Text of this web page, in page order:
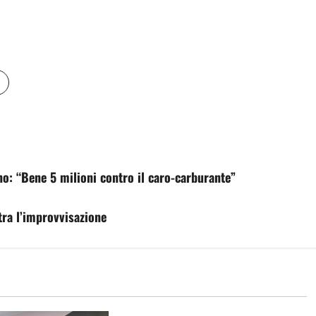
“Bene 5 milioni contro il caro-carburante”
l’improvvisazione